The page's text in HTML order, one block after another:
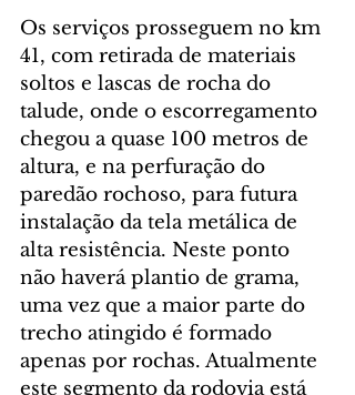
Os serviços prosseguem no km
41, com retirada de materiais
soltos e lascas de rocha do
talude, onde o escorregamento
chegou a quase 100 metros de
altura, e na perfuração do
paredão rochoso, para futura
instalação da tela metálica de
alta resistência. Neste ponto
não haverá plantio de grama,
uma vez que a maior parte do
trecho atingido é formado
apenas por rochas. Atualmente
este segmento da rodovia está